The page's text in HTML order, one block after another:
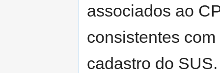
associados ao
consistentes
cadastro do